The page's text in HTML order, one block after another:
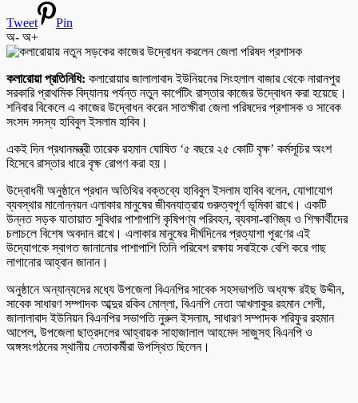
Tweet
Pin
অ- অ+
কলারোয়া প্রতিনিধি: কলারোয়ার জালালাবাদ ইউনিয়নের সিংহলাল বাজার থেকে নারানপুর
সরকারি প্রাথমিক বিদ্যালয় পর্যন্ত নতুন কার্পেটিং রাস্তার কাজের উদ্বোধন করা হয়েছে।
শনিবার বিকেলে এ কাজের উদ্বোধন করেন সাতক্ষীরা জেলা পরিষদের প্রশাসক ও সাবেক
সংসদ সদস্য হাবিবুল ইসলাম হাবিব।
একই দিন প্রধানমন্ত্রী তারেক রহমান ঘোষিত ‘৫ বছরে ২৫ কোটি বৃক্ষ’ কর্মসূচির অংশ
হিসেবে রাস্তার ধারে বৃক্ষ রোপণ করা হয়।
উদ্বোধনী অনুষ্ঠানে প্রধান অতিথির বক্তব্যে হাবিবুল ইসলাম হাবিব বলেন, যোগাযোগ
ব্যবস্থার মানোন্নয়ন এলাকার মানুষের জীবনযাত্রায় গুরুত্বপূর্ণ ভূমিকা রাখে। একটি
উন্নত সড়ক যাতায়াত সুবিধার পাশাপাশি কৃষিপণ্য পরিবহন, ব্যবসা-বাণিজ্য ও শিক্ষার্থীদের
চলাচলে বিশেষ অবদান রাখে। এলাকার মানুষের দীর্ঘদিনের প্রত্যাশা পূরণের এই
উদ্যোগকে স্বাগত জানানোর পাশাপাশি তিনি পরিবেশ রক্ষায় সবাইকে বেশি করে গাছ
লাগানোর আহ্বান জানান।
অনুষ্ঠানে অন্যান্যদের মধ্যে উপজেলা বিএনপির সাবেক সহসভাপতি অধ্যক্ষ রইছ উদ্দীন,
সাবেক সাধারণ সম্পাদক আব্দুর রকিব মোল্লা, বিএনপি নেতা আখলাকুর রহমান শেলী,
জালালাবাদ ইউনিয়ন বিএনপির সভাপতি নুরুল ইসলাম, সাধারণ সম্পাদক শরিফুর রহমান
আপেল, উপজেলা ছাত্রদলের আহ্বায়ক সাহাজালাল আহমেদ সাজুসহ বিএনপি ও
অঙ্গসংগঠনের স্থানীয় নেতাকর্মীরা উপস্থিত ছিলেন।